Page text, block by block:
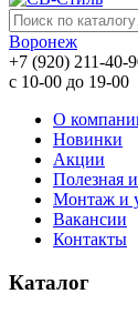
Воронеж
+7 (920) 211-40-
с 10-00 до 19-00
О
Новинки
Акции
Полезная
Монтаж и
Вакансии
Контакты
Каталог